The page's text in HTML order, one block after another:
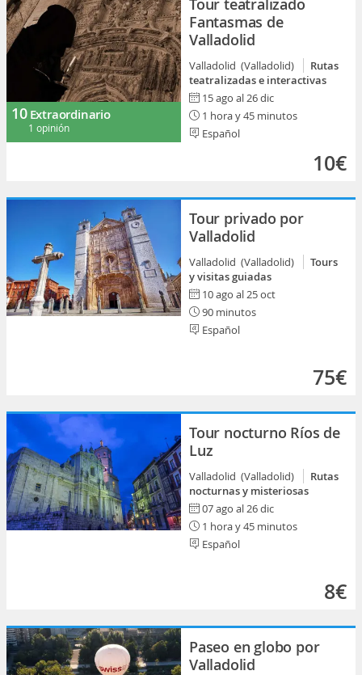
10 Extraordinario
1 opinión
Tour teatralizado
Fantasmas de
Valladolid
Valladolid (Valladolid)
Rutas
teatralizadas e interactivas
15 ago al 26 dic
1 hora y 45 minutos
Español
10€
Tour privado por
Valladolid
Valladolid (Valladolid)
Tours
y visitas guiadas
10 ago al 25 oct
90 minutos
Español
75€
Tour nocturno Ríos de
Luz
Valladolid (Valladolid)
Rutas
nocturnas y misteriosas
07 ago al 26 dic
1 hora y 45 minutos
Español
8€
Paseo en globo por
Valladolid